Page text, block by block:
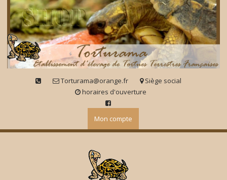
Skip
content
Torturama@orange.fr
Siège social
horaires d'ouverture
Mon compte